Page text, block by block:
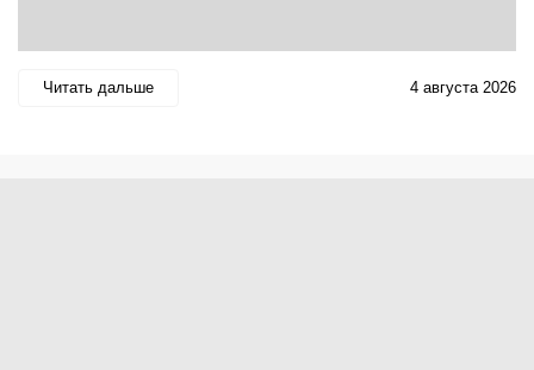
Читать дальше 4 августа 2026